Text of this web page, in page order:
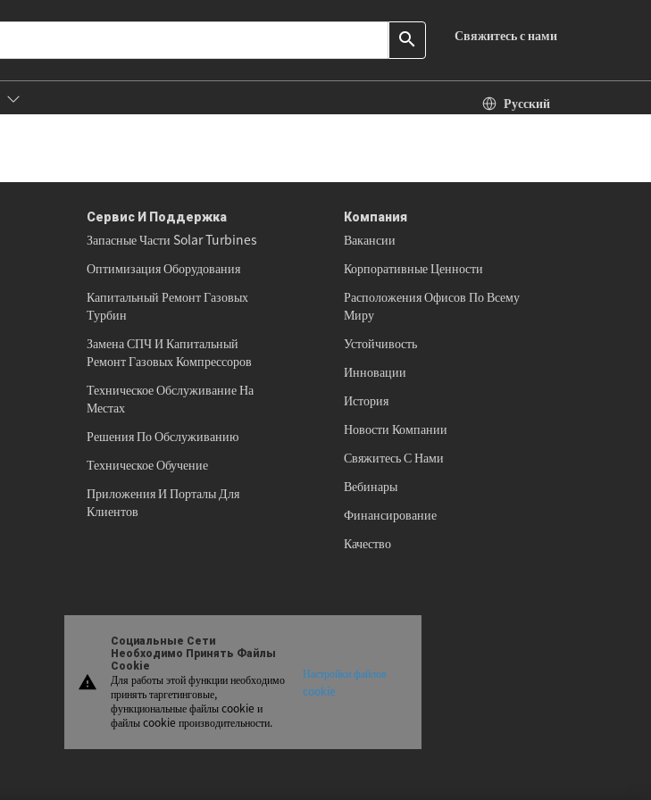
search Свяжитесь с нами
Русский
Сервис И Поддержка
Запасные Части Solar Turbines
Оптимизация Оборудования
Капитальный Ремонт Газовых
Турбин
Замена СПЧ И Капитальный
Ремонт Газовых Компрессоров
Техническое Обслуживание На
Местах
Решения По Обслуживанию
Техническое Обучение
Приложения И Порталы Для
Клиентов
Компания
Вакансии
Корпоративные Ценности
Расположения Офисов По Всему
Миру
Устойчивость
Инновации
История
Новости Компании
Свяжитесь С Нами
Вебинары
Финансирование
Качество
warning
Социальные Сети
Необходимо Принять Файлы
Cookie
Для работы этой функции необходимо
принять таргетинговые,
функциональные файлы cookie и
файлы cookie производительности.
Настройки файлов
cookie